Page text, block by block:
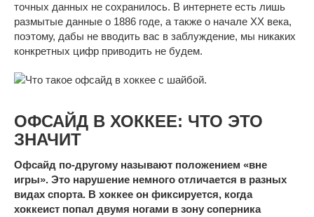
точных данных не сохранилось. В интернете есть лишь
размытые данные о 1886 годе, а также о начале XX века,
поэтому, дабы не вводить вас в заблуждение, мы никаких
конкретных цифр приводить не будем.
ОФСАЙД В ХОККЕЕ: ЧТО ЭТО
ЗНАЧИТ
Офсайд по-другому называют положением «вне
игры». Это нарушение немного отличается в разных
видах спорта. В хоккее он фиксируется, когда
хоккеист попал двумя ногами в зону соперника